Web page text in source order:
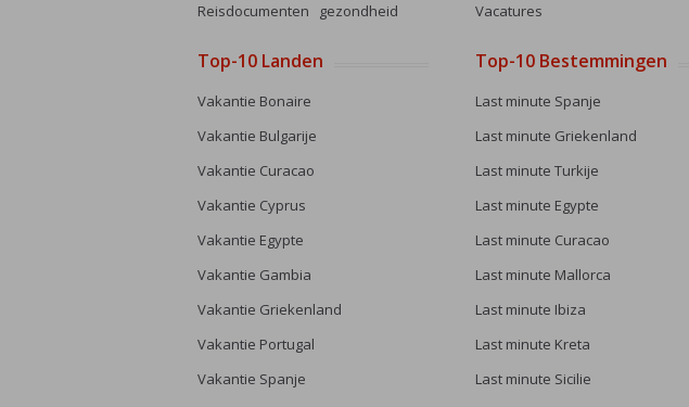
Reisdocumenten gezondheid
Vacatures
Top-10 Landen
Vakantie Bonaire
Vakantie Bulgarije
Vakantie Curacao
Vakantie Cyprus
Vakantie Egypte
Vakantie Gambia
Vakantie Griekenland
Vakantie Portugal
Vakantie Spanje
Top-10 Bestemmingen
Last minute Spanje
Last minute Griekenland
Last minute Turkije
Last minute Egypte
Last minute Curacao
Last minute Mallorca
Last minute Ibiza
Last minute Kreta
Last minute Sicilie